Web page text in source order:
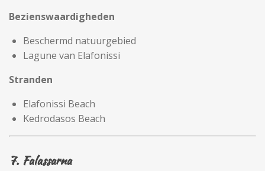
Bezienswaardigheden
Beschermd natuurgebied
Lagune van Elafonissi
Stranden
Elafonissi Beach
Kedrodasos Beach
7. Falassarna